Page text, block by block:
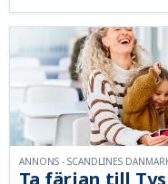
ANNONS - SCANDLINES